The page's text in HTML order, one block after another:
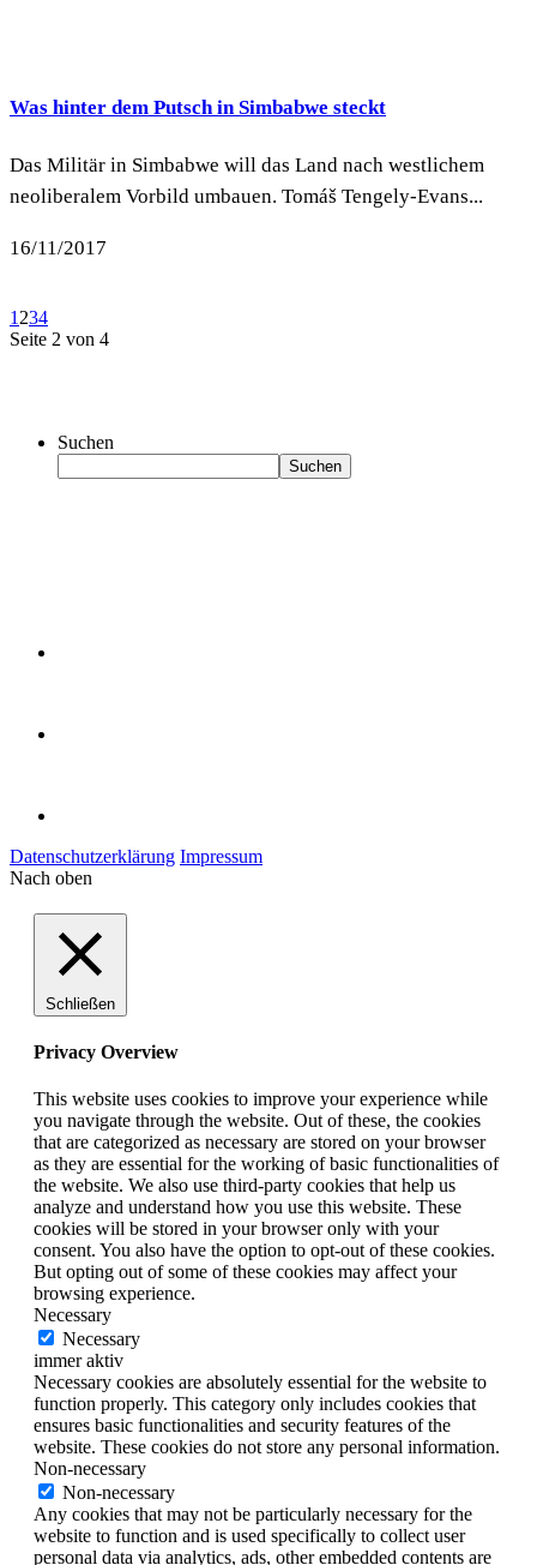
Was hinter dem Putsch in Simbabwe steckt
Das Militär in Simbabwe will das Land nach westlichem
neoliberalem Vorbild umbauen. Tomáš Tengely-Evans...
16/11/2017
1 234
Seite 2 von 4
Suchen
Suchen
Datenschutzerklärung Impressum
Nach oben
Schließen
Privacy Overview
This website uses cookies to improve your experience while
you navigate through the website. Out of these, the cookies
that are categorized as necessary are stored on your browser
as they are essential for the working of basic functionalities of
the website. We also use third-party cookies that help us
analyze and understand how you use this website. These
cookies will be stored in your browser only with your
consent. You also have the option to opt-out of these cookies.
But opting out of some of these cookies may affect your
browsing experience.
Necessary
Necessary
immer aktiv
Necessary cookies are absolutely essential for the website to
function properly. This category only includes cookies that
ensures basic functionalities and security features of the
website. These cookies do not store any personal information.
Non-necessary
Non-necessary
Any cookies that may not be particularly necessary for the
website to function and is used specifically to collect user
personal data via analytics, ads, other embedded contents are